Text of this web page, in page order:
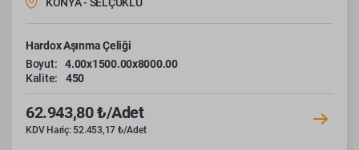
Hardox Aşınma Çeliği
Boyut:
4.00x1500.00x8000.00
Kalite:
450
62.943,80 ₺/Adet
KDV Hariç: 52.453,17 ₺/Adet